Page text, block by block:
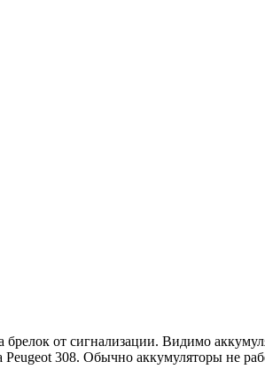
от сигнализации. Видимо
308. Обычно аккумуляторы не